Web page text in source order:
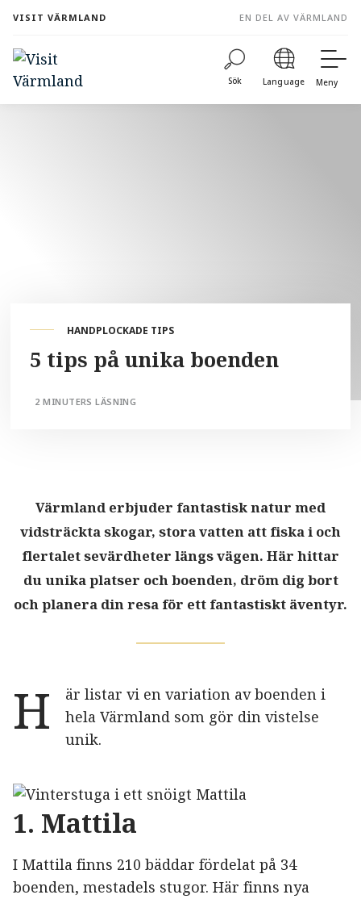
content
VISIT VÄRMLAND EN DEL AV VÄRMLAND
Sök Language Meny
HANDPLOCKADE TIPS
5 tips på unika boenden
2 MINUTERS LÄSNING
Värmland erbjuder fantastisk natur med
vidsträckta skogar, stora vatten att fiska i och
flertalet sevärdheter längs vägen. Här hittar
du unika platser och boenden, dröm dig bort
och planera din resa för ett fantastiskt äventyr.
H
är listar vi en variation av boenden i
hela Värmland som gör din vistelse
unik.
1. Mattila
I Mattila finns 210 bäddar fördelat på 34
boenden, mestadels stugor. Här finns nya